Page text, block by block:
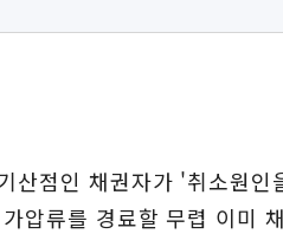
산점인 채권자가 '취소원인
압류를 경료할 무렵 이미